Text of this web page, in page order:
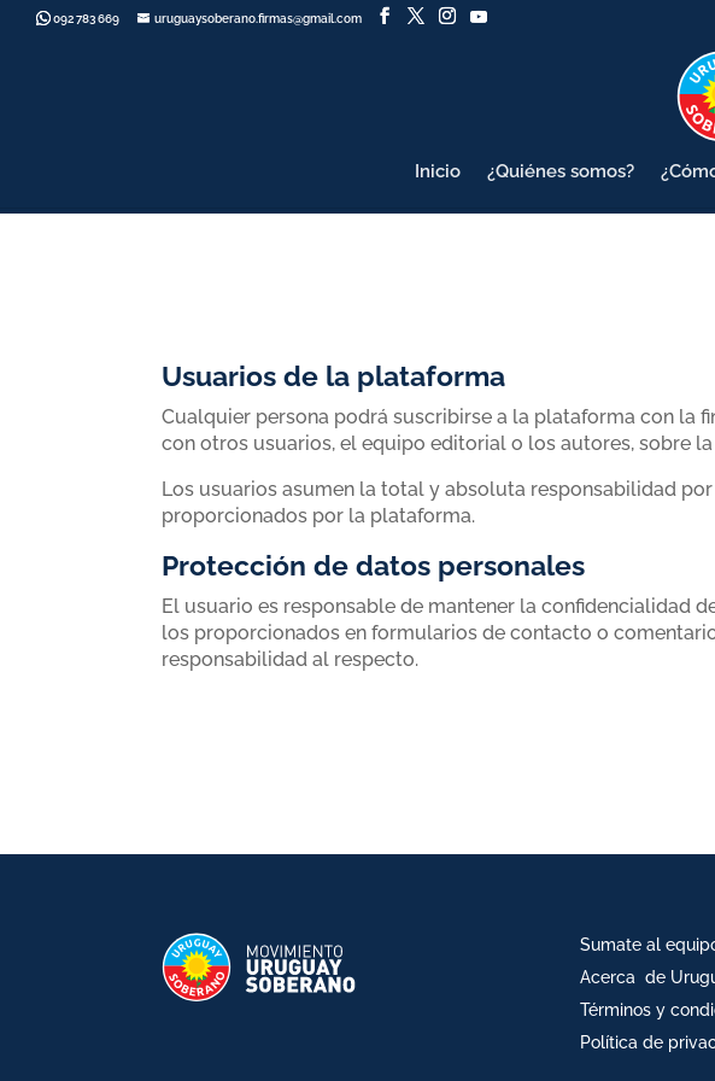
092 783 669 uruguaysoberano.firmas@gmail.com
Inicio ¿Quiénes somos?
Usuarios de la plataforma
Cualquier persona podrá suscribirse a la plataforma con la
con otros usuarios, el equipo editorial o los autores, sobre
Los usuarios asumen la total y absoluta responsabilidad
proporcionados por la plataforma.
Protección de datos personales
El usuario es responsable de mantener la confidencialidad
los proporcionados en formularios de contacto o
responsabilidad al respecto.
Sumate al
Acerca de
Términos y
Política de